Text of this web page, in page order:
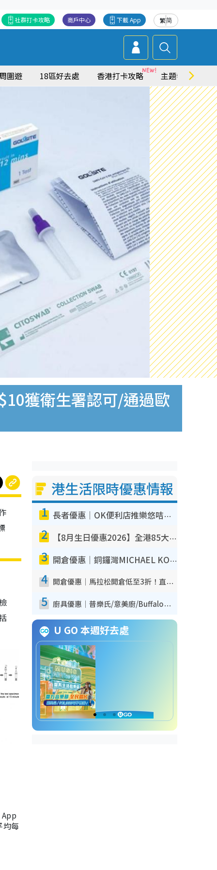
繁简
下載 App
商戶中心
社群打卡攻略
圍遊 18區好去處 香港打卡攻略 主題特集
獲衛生署認可/通過歐
均每
港生活限時優惠情報
1 長者優惠｜OK便利店推樂悠咭優惠！買麵包/牛奶/保健品拍卡即減
2 【8月生日優惠2026】全港85大食買玩著數攻略 自助餐/火鍋放題同行免費＋誠品/DONKI送現金券
3 開倉優惠｜銅鑼灣MICHAEL KORS開倉低至17折！直擊$500起買手袋/銀包/鞋款 必買經典Jet Set系列
4 開倉優惠｜馬拉松開倉低至3折！直擊$99起買adidas／New Balance／Puma鞋款 STANLEY保溫杯劈價至$119起
5 廚具優惠｜普樂氏/意美廚/Buffalo廚具低至3折！$89起買煎鍋／炒鑊／個人鍋 同場小家電激減至$99起
U GO 本週好去處